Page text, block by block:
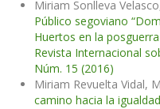
Miriam Sonlleva
Público segoviano
Huertos en la
Revista Internacional
Núm. 15 (2016)
Miriam Revuelta Vidal,
camino hacia la